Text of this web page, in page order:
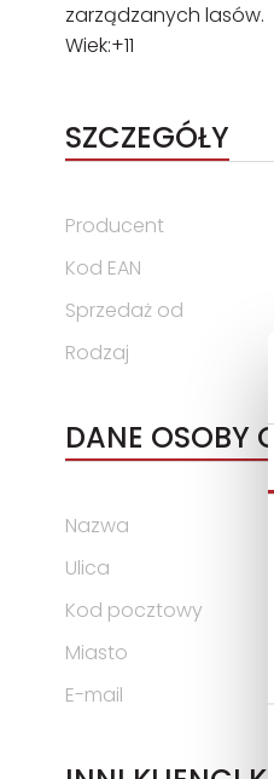
zarządzanych lasów.
Wiek:+11
SZCZEGÓŁY
Producent
Kod EAN
Sprzedaż od
Rodzaj
DANE OSOBY
Nazwa
Ulica
Kod pocztowy
Miasto
E-mail